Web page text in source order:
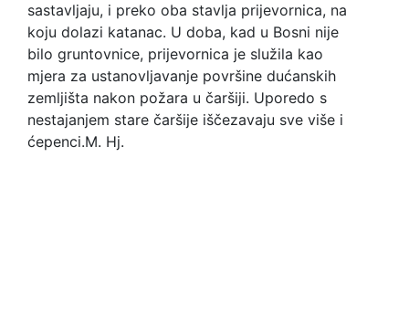
sastavljaju, i preko oba stavlja prijevornica, na
koju dolazi katanac. U doba, kad u Bosni nije
bilo gruntovnice, prijevornica je služila kao
mjera za ustanovljavanje površine dućanskih
zemljišta nakon požara u čaršiji. Uporedo s
nestajanjem stare čaršije iščezavaju sve više i
ćepenci.M. Hj.